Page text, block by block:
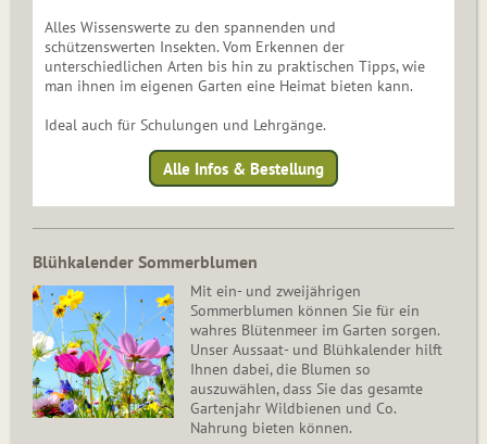
Alles Wissenswerte zu den spannenden und
schützenswerten Insekten. Vom Erkennen der
unterschiedlichen Arten bis hin zu praktischen Tipps, wie
man ihnen im eigenen Garten eine Heimat bieten kann.
Ideal auch für Schulungen und Lehrgänge.
Alle Infos & Bestellung
Blühkalender Sommerblumen
Mit ein- und zweijährigen
Sommerblumen können Sie für ein
wahres Blütenmeer im Garten sorgen.
Unser Aussaat- und Blühkalender hilft
Ihnen dabei, die Blumen so
auszuwählen, dass Sie das gesamte
Gartenjahr Wildbienen und Co.
Nahrung bieten können.